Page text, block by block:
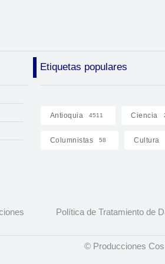
Etiquetas populares
Antioquia 4511 Ciencia
Columnistas 58 Cultura
Política de Tratamiento de
© Producciones